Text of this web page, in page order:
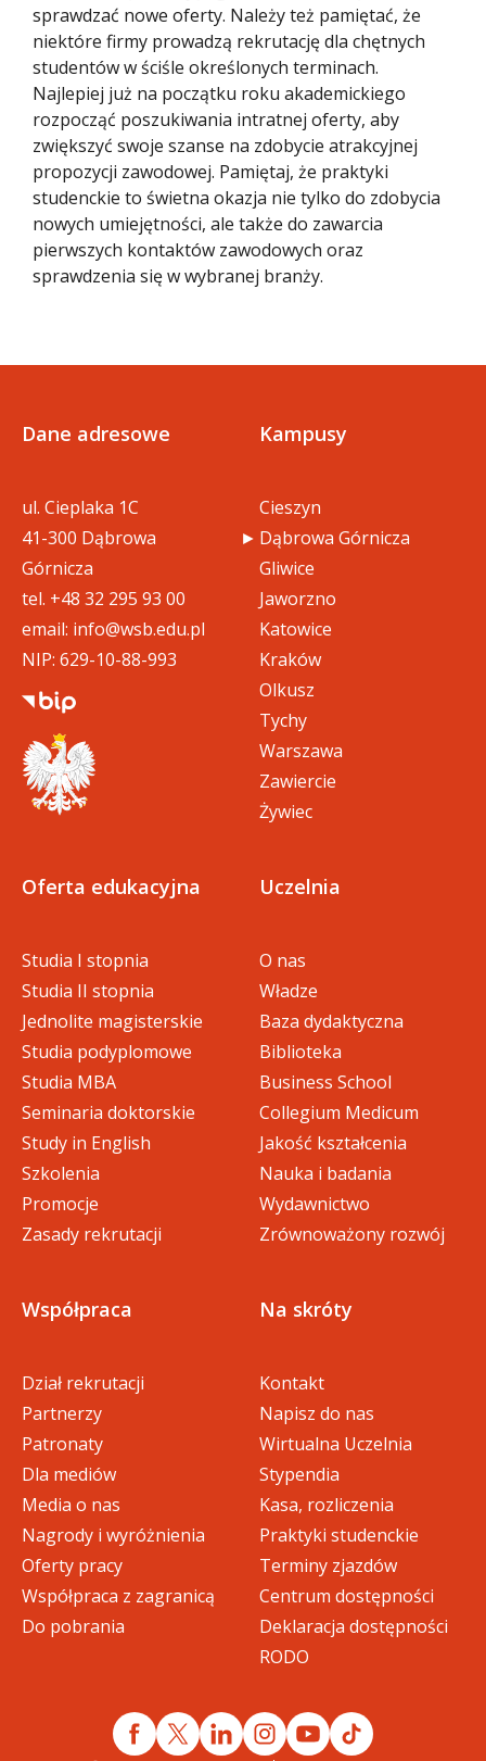
sprawdzać nowe oferty. Należy też pamiętać, że
niektóre firmy prowadzą rekrutację dla chętnych
studentów w ściśle określonych terminach.
Najlepiej już na początku roku akademickiego
rozpocząć poszukiwania intratnej oferty, aby
zwiększyć swoje szanse na zdobycie atrakcyjnej
propozycji zawodowej. Pamiętaj, że praktyki
studenckie to świetna okazja nie tylko do zdobycia
nowych umiejętności, ale także do zawarcia
pierwszych kontaktów zawodowych oraz
sprawdzenia się w wybranej branży.
Dane adresowe
ul. Cieplaka 1C
41-300 Dąbrowa
Górnicza
tel. +48 32 295 93 00
email: info@wsb.edu.pl
NIP: 629-10-88-993
Kampusy
Cieszyn
Dąbrowa Górnicza
Gliwice
Jaworzno
Katowice
Kraków
Olkusz
Tychy
Warszawa
Zawiercie
Żywiec
Oferta edukacyjna
Studia I stopnia
Studia II stopnia
Jednolite magisterskie
Studia podyplomowe
Studia MBA
Seminaria doktorskie
Study in English
Szkolenia
Promocje
Zasady rekrutacji
Uczelnia
O nas
Władze
Baza dydaktyczna
Biblioteka
Business School
Collegium Medicum
Jakość kształcenia
Nauka i badania
Wydawnictwo
Zrównoważony rozwój
Współpraca
Dział rekrutacji
Partnerzy
Patronaty
Dla mediów
Media o nas
Nagrody i wyróżnienia
Oferty pracy
Współpraca z zagranicą
Do pobrania
Na skróty
Kontakt
Napisz do nas
Wirtualna Uczelnia
Stypendia
Kasa, rozliczenia
Praktyki studenckie
Terminy zjazdów
Centrum dostępności
Deklaracja dostępności
RODO